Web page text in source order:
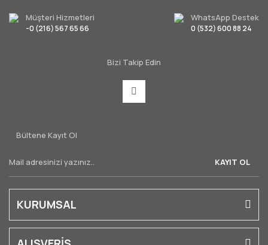
Müşteri Hizmetleri
-0 (216) 567 65 66
WhatsApp Destek
0 (532) 600 88 24
Bizi Takip Edin
Bültene Kayıt Ol
KAYIT OL
KURUMSAL